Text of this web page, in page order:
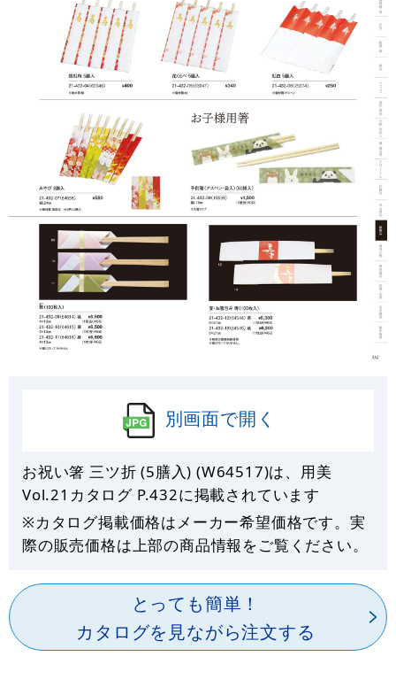
別画面で開く
お祝い箸 三ツ折 (5膳入) (W64517)は、用美
Vol.21カタログ P.432に掲載されています
※カタログ掲載価格はメーカー希望価格です。実
際の販売価格は上部の商品情報をご覧ください。
とっても簡単！
カタログを見ながら注文する